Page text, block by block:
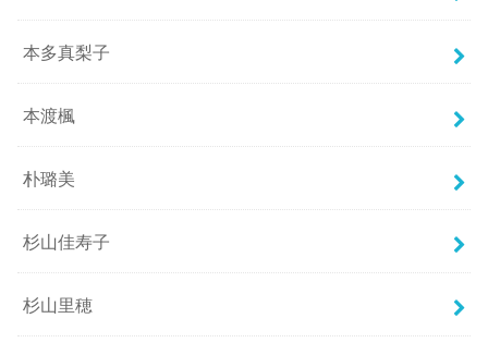
本多真梨子
本渡楓
朴璐美
杉山佳寿子
杉山里穂